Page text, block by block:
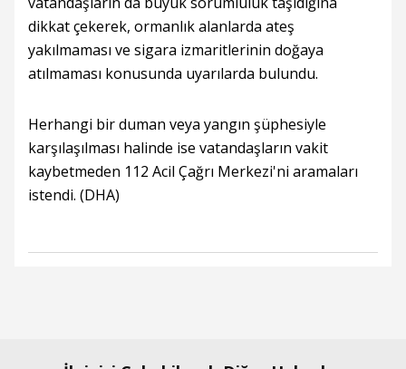
dikkat çekerek, ormanlık alanlarda ateş
yakılmaması ve sigara izmaritlerinin doğaya
atılmaması konusunda uyarılarda bulundu.
Herhangi bir duman veya yangın şüphesiyle
karşılaşılması halinde ise vatandaşların vakit
kaybetmeden 112 Acil Çağrı Merkezi'ni aramaları
istendi. (DHA)